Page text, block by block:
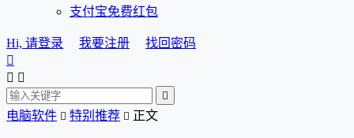
支付宝免费红包
Hi, 请登录 我要注册
找回密码

 

电脑软件  特别推荐  正文